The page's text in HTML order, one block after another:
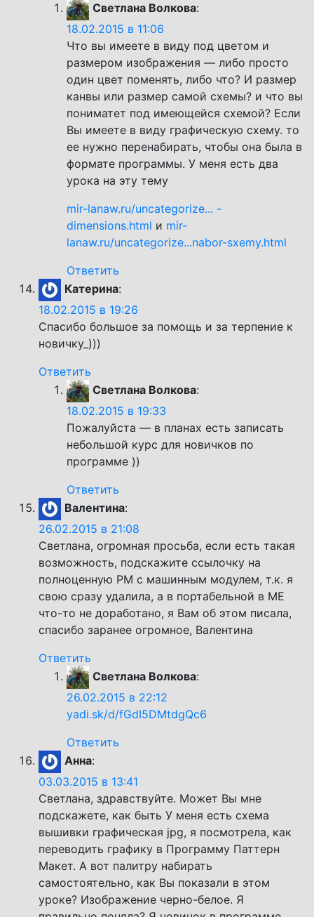
Светлана Волкова:
18.02.2015 в 11:06
Что вы имеете в виду под цветом и
размером изображения — либо просто
один цвет поменять, либо что? И размер
канвы или размер самой схемы? и что вы
пониматет под имеющейся схемой? Если
Вы имеете в виду графическую схему. то
ее нужно перенабирать, чтобы она была в
формате программы. У меня есть два
урока на эту тему
mir-lanaw.ru/uncategorize... -
dimensions.html и mir-
lanaw.ru/uncategorize...nabor-sxemy.html
Ответить
Катерина:
18.02.2015 в 19:26
Спасибо большое за помощь и за терпение к
новичку_)))
Ответить
Светлана Волкова:
18.02.2015 в 19:33
Пожалуйста — в планах есть записать
небольшой курс для новичков по
программе ))
Ответить
Валентина:
26.02.2015 в 21:08
Светлана, огромная просьба, если есть такая
возможность, подскажите ссылочку на
полноценную РМ с машинным модулем, т.к. я
свою сразу удалила, а в портабельной в МЕ
что-то не доработано, я Вам об этом писала,
спасибо заранее огромное, Валентина
Ответить
Светлана Волкова:
26.02.2015 в 22:12
yadi.sk/d/fGdI5DMtdgQc6
Ответить
Анна:
03.03.2015 в 13:41
Светлана, здравствуйте. Может Вы мне
подскажете, как быть У меня есть схема
вышивки графическая jpg, я посмотрела, как
переводить графику в Программу Паттерн
Макет. А вот палитру набирать
самостоятельно, как Вы показали в этом
уроке? Изображение черно-белое. Я